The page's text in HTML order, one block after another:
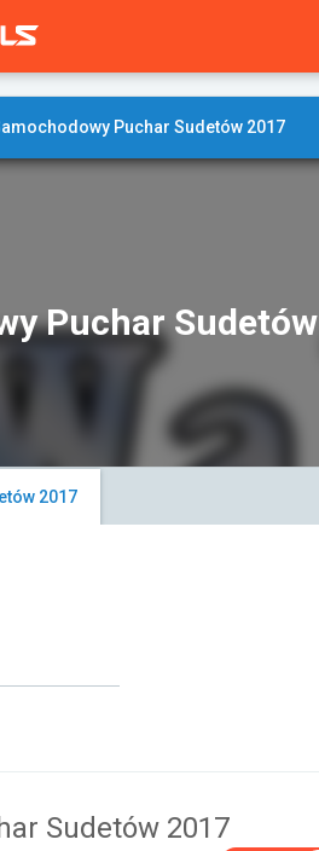
Puchar Sudetów 2017
Puchar Sudetów
2017
Sudetów 2017